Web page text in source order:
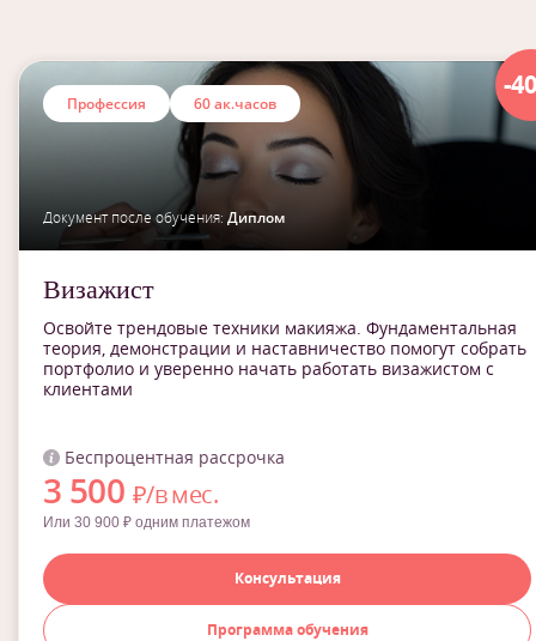
-
Профессия 60 ак.часов
Документ после обучения: Диплом
Визажист
Освойте трендовые техники макияжа. Фундаментальная
теория, демонстрации и наставничество помогут собрать
портфолио и уверенно начать работать визажистом с
клиентами
Беспроцентная рассрочка
3 500 ₽/в мес.
Или 30 900 ₽ одним платежом
Консультация
Программа обучения